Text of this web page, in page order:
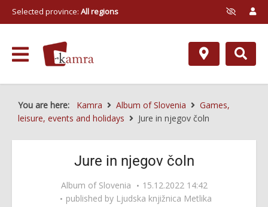
Selected province: All regions
You are here: Kamra Album of Slovenia
Games,
leisure, events and holidays
Jure in njegov čoln
Jure in njegov čoln
Album of Slovenia
15.12.2022 14:42
published by Ljudska knjižnica Metlika